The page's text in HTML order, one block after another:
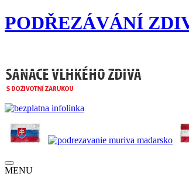
PODŘEZÁVÁNÍ
MENU